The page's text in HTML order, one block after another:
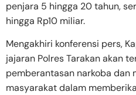
penjara 5 hingga 20 tahun,
hingga Rp10 miliar.
Mengakhiri konferensi pers,
jajaran Polres Tarakan akan
pemberantasan narkoba dan
masyarakat dalam